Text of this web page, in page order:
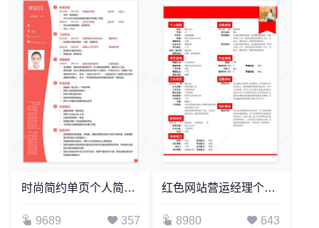
时尚简约单页个人简历word文档(1)
9689 357
红色网站营运经理个人简历Word模板
8980 643